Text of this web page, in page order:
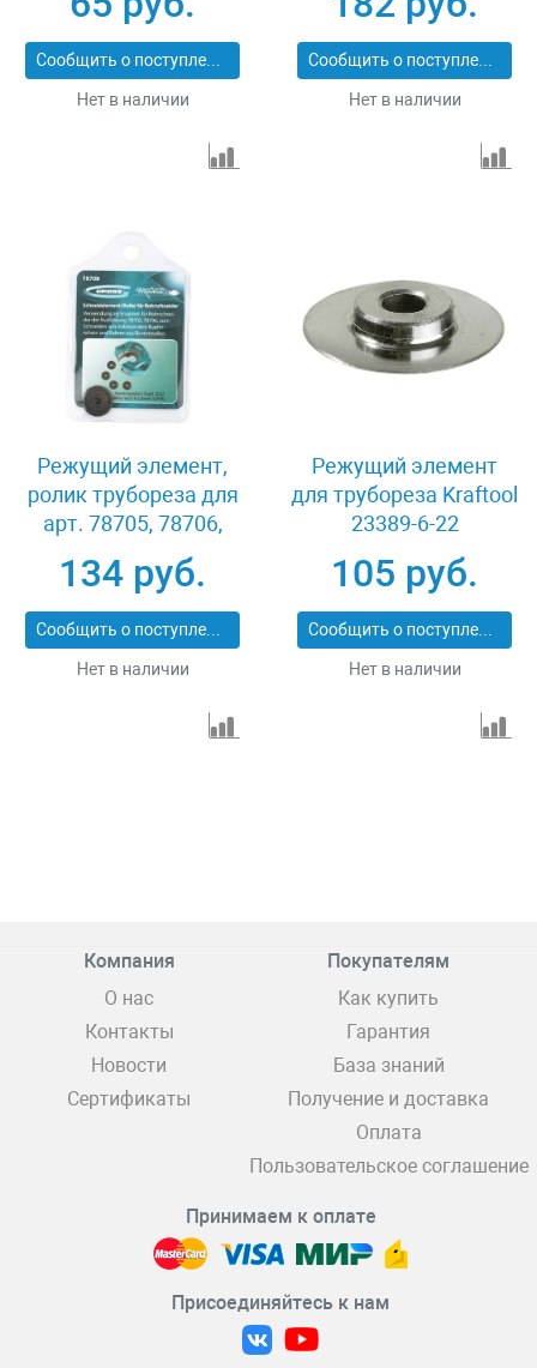
Сообщить о поступлении
Нет в наличии
Сообщить о поступлении
Нет в наличии
Режущий элемент,
ролик трубореза для
арт. 78705, 78706,
4.5х3х16 мм, для
резки труб из
цветных металлов
Gross 78708
134 руб.
Сообщить о поступлении
Нет в наличии
Режущий элемент
для трубореза Kraftool
23389-6-22
105 руб.
Сообщить о поступлении
Нет в наличии
Компания
О нас
Контакты
Новости
Сертификаты
Покупателям
Как купить
Гарантия
База знаний
Получение и доставка
Оплата
Пользовательское соглашение
Принимаем к оплате
Присоединяйтесь к нам